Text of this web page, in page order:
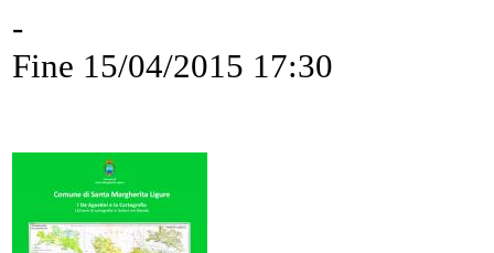
-
Fine 15/04/2015 17:30